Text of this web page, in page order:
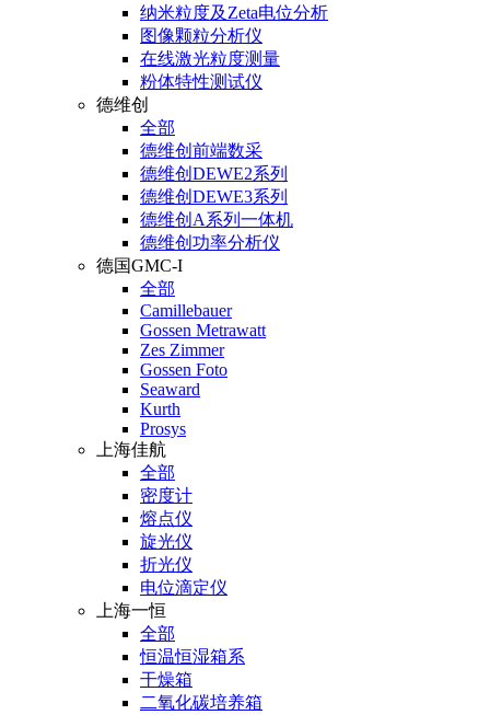
纳米粒度及Zeta电位分析
图像颗粒分析仪
在线激光粒度测量
粉体特性测试仪
德维创
全部
德维创前端数采
德维创DEWE2系列
德维创DEWE3系列
德维创A系列一体机
德维创功率分析仪
德国GMC-I
全部
Camillebauer
Gossen Metrawatt
Zes Zimmer
Gossen Foto
Seaward
Kurth
Prosys
上海佳航
全部
密度计
熔点仪
旋光仪
折光仪
电位滴定仪
上海一恒
全部
恒温恒湿箱系
干燥箱
二氧化碳培养箱